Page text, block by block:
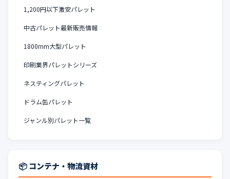
1,200円以下激安パレット
中古パレット最新販売情報
1800mm大型パレット
印刷業界パレットシリーズ
ネスティングパレット
ドラム缶パレット
ジャンル別パレット一覧
📦 コンテナ・物流資材